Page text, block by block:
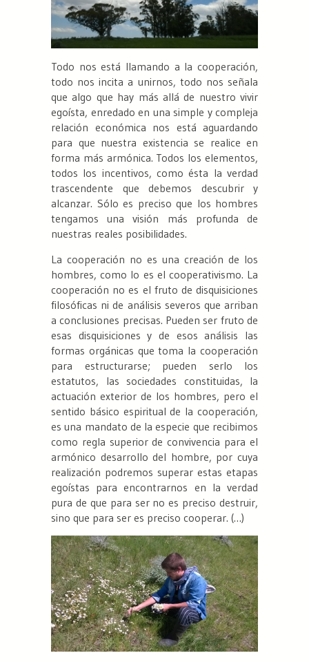
Todo nos está llamando a la cooperación,
todo nos incita a unirnos, todo nos señala
que algo que hay más allá de nuestro vivir
egoísta, enredado en una simple y compleja
relación económica nos está aguardando
para que nuestra existencia se realice en
forma más armónica. Todos los elementos,
todos los incentivos, como ésta la verdad
trascendente que debemos descubrir y
alcanzar. Sólo es preciso que los hombres
tengamos una visión más profunda de
nuestras reales posibilidades.
La cooperación no es una creación de los
hombres, como lo es el cooperativismo. La
cooperación no es el fruto de disquisiciones
filosóficas ni de análisis severos que arriban
a conclusiones precisas. Pueden ser fruto de
esas disquisiciones y de esos análisis las
formas orgánicas que toma la cooperación
para estructurarse; pueden serlo los
estatutos, las sociedades constituidas, la
actuación exterior de los hombres, pero el
sentido básico espiritual de la cooperación,
es una mandato de la especie que recibimos
como regla superior de convivencia para el
armónico desarrollo del hombre, por cuya
realización podremos superar estas etapas
egoístas para encontrarnos en la verdad
pura de que para serno es preciso destruir,
sino que para ser es preciso cooperar. (…)